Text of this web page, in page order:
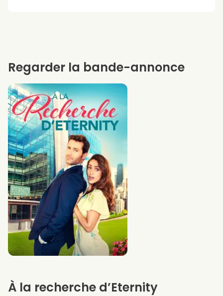
À la recherche d’Eternity
Regarder la bande-annonce